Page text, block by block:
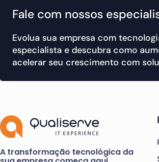
Fale com nossos
Evolua sua empresa com
especialista e descubra como
acelerar seu crescimento com
A transformação tecnológica da